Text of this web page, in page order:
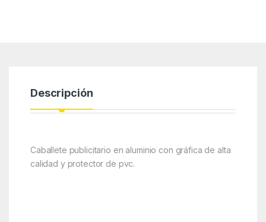
Descripción
Caballete publicitario en aluminio con gráfica de alta
calidad y protector de pvc.